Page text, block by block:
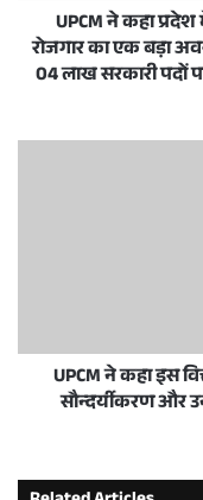
UPCM ने कहा
रोजगार का एक बड़ा
04 लाख सरकारी पदों
UPCM ने कहा इस
सौन्दर्यीकरण और